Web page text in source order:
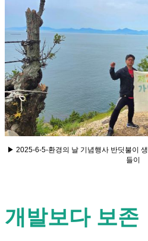
▶ 2025-6-5-환경의 날 기념행사 반딧불이
들이
개발보다 보존